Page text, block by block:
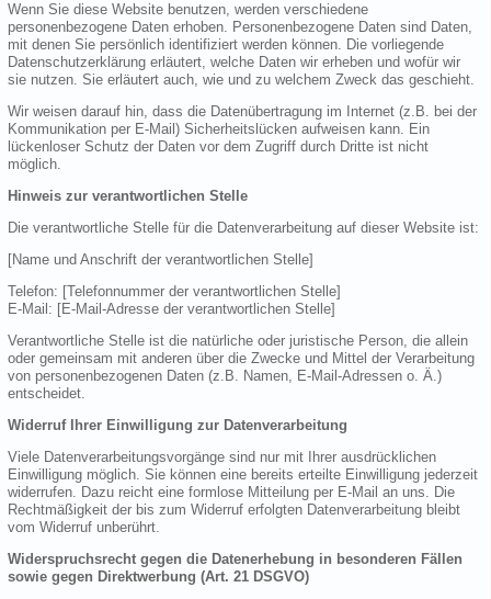
Wenn Sie diese Website benutzen, werden verschiedene
personenbezogene Daten erhoben. Personenbezogene Daten sind Daten,
mit denen Sie persönlich identifiziert werden können. Die vorliegende
Datenschutzerklärung erläutert, welche Daten wir erheben und wofür wir
sie nutzen. Sie erläutert auch, wie und zu welchem Zweck das geschieht.
Wir weisen darauf hin, dass die Datenübertragung im Internet (z.B. bei der
Kommunikation per E-Mail) Sicherheitslücken aufweisen kann. Ein
lückenloser Schutz der Daten vor dem Zugriff durch Dritte ist nicht
möglich.
Hinweis zur verantwortlichen Stelle
Die verantwortliche Stelle für die Datenverarbeitung auf dieser Website ist:
[Name und Anschrift der verantwortlichen Stelle]
Telefon: [Telefonnummer der verantwortlichen Stelle]
E-Mail: [E-Mail-Adresse der verantwortlichen Stelle]
Verantwortliche Stelle ist die natürliche oder juristische Person, die allein
oder gemeinsam mit anderen über die Zwecke und Mittel der Verarbeitung
von personenbezogenen Daten (z.B. Namen, E-Mail-Adressen o. Ä.)
entscheidet.
Widerruf Ihrer Einwilligung zur Datenverarbeitung
Viele Datenverarbeitungsvorgänge sind nur mit Ihrer ausdrücklichen
Einwilligung möglich. Sie können eine bereits erteilte Einwilligung jederzeit
widerrufen. Dazu reicht eine formlose Mitteilung per E-Mail an uns. Die
Rechtmäßigkeit der bis zum Widerruf erfolgten Datenverarbeitung bleibt
vom Widerruf unberührt.
Widerspruchsrecht gegen die Datenerhebung in besonderen Fällen
sowie gegen Direktwerbung (Art. 21 DSGVO)